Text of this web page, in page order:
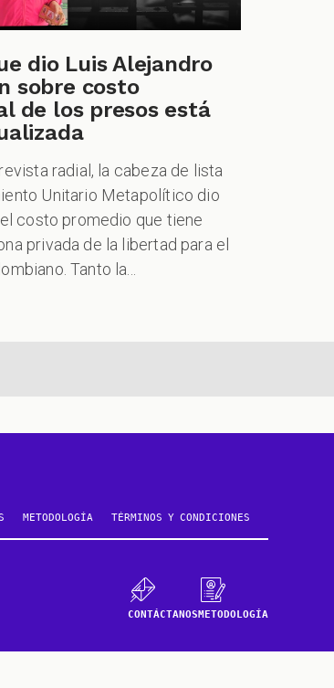
dio Luis Alejandro
sobre costo
de los presos está
radial, la cabeza de lista
Unitario Metapolítico dio
costo promedio que tiene
privada de la libertad para el
Tanto la...
METODOLOGÍA TÉRMINOS Y CONDICIONES
CONTÁCTANOSMETODOLOGÍA